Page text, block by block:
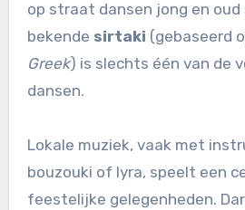
op straat dansen jong en oud
bekende sirtaki (gebaseerd
Greek) is slechts één van de
dansen.
Lokale muziek, vaak met
bouzouki of lyra, speelt een
feestelijke gelegenheden.